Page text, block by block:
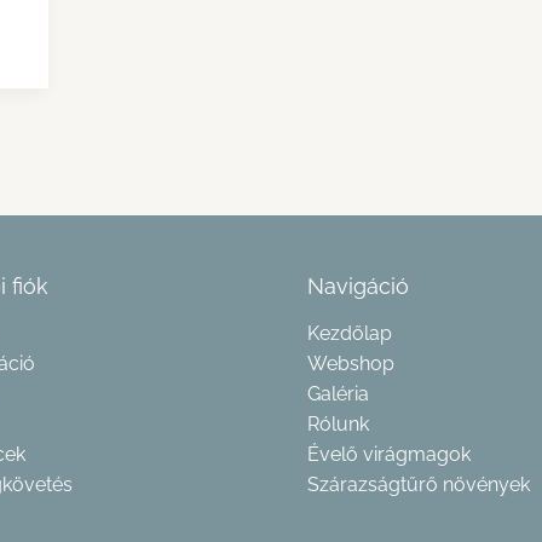
fiók Navigáció
Kezdőlap
Webshop
Galéria
Rólunk
Évelő virágmagok
Szárazságtűrő növények